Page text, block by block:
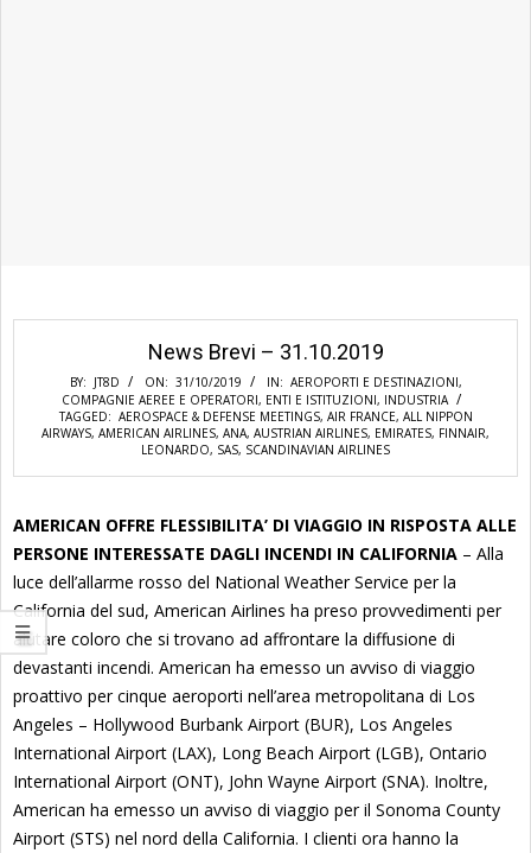
News Brevi – 31.10.2019
BY: JT8D ON: 31/10/2019 IN: AEROPORTI E DESTINAZIONI,
COMPAGNIE AEREE E OPERATORI, ENTI E ISTITUZIONI, INDUSTRIA
TAGGED: AEROSPACE & DEFENSE MEETINGS, AIR FRANCE, ALL NIPPON
AIRWAYS, AMERICAN AIRLINES, ANA, AUSTRIAN AIRLINES, EMIRATES, FINNAIR,
LEONARDO, SAS, SCANDINAVIAN AIRLINES
AMERICAN OFFRE FLESSIBILITA’ DI VIAGGIO IN RISPOSTA ALLE
PERSONE INTERESSATE DAGLI INCENDI IN CALIFORNIA – Alla
luce dell’allarme rosso del National Weather Service per la
California del sud, American Airlines ha preso provvedimenti per
aiutare coloro che si trovano ad affrontare la diffusione di
devastanti incendi. American ha emesso un avviso di viaggio
proattivo per cinque aeroporti nell’area metropolitana di Los
Angeles – Hollywood Burbank Airport (BUR), Los Angeles
International Airport (LAX), Long Beach Airport (LGB), Ontario
International Airport (ONT), John Wayne Airport (SNA). Inoltre,
American ha emesso un avviso di viaggio per il Sonoma County
Airport (STS) nel nord della California. I clienti ora hanno la